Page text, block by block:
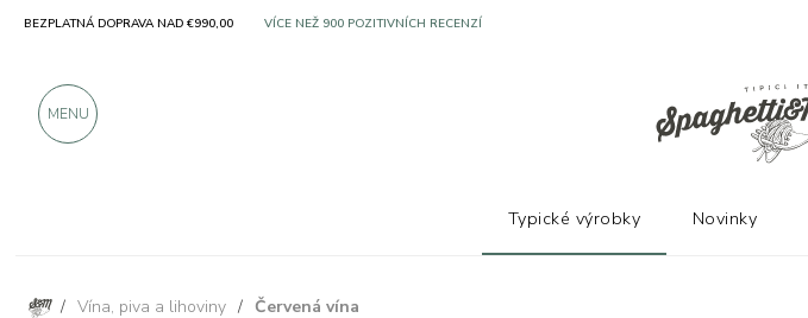
/ Vína, piva a lihoviny / Červená vína
BEZPLATNÁ DOPRAVA NAD €990,00 SOLO PRODUKTY OD VYNIKAJÍCÍCH VÝROBCŮ
MENU
Typické výrobky Novinky